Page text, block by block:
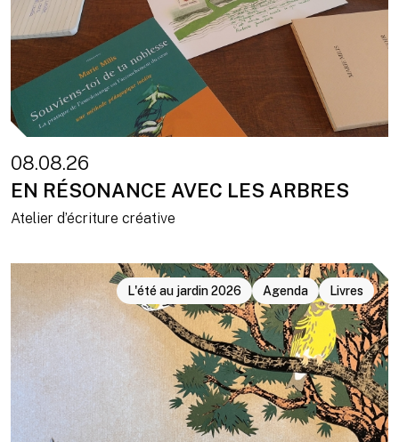
08.08.26
EN RÉSONANCE AVEC LES ARBRES
Atelier d’écriture créative
L'été au jardin 2026 Agenda Livres